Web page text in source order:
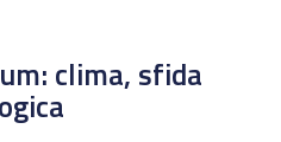
clima, sfida